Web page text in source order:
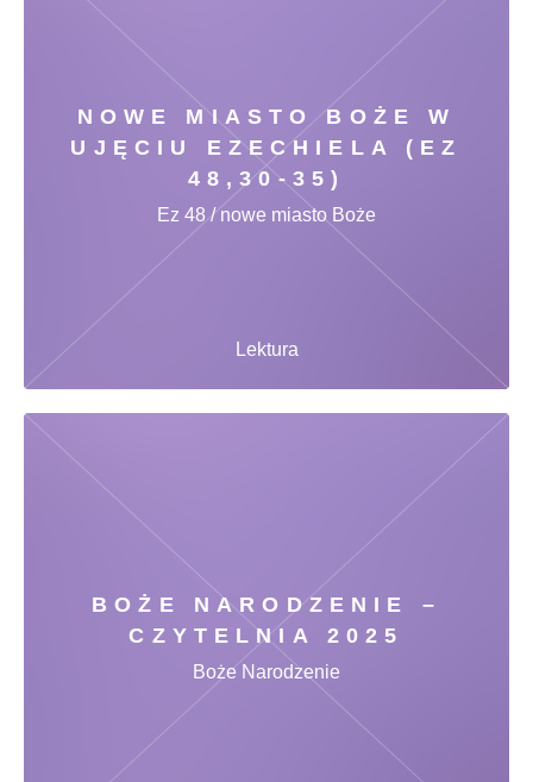
NOWE MIASTO BOŻE W
UJĘCIU EZECHIELA (EZ
48,30-35)
Lektura
Ez 48 / nowe miasto Boże
BOŻE NARODZENIE –
CZYTELNIA 2025
Boże Narodzenie